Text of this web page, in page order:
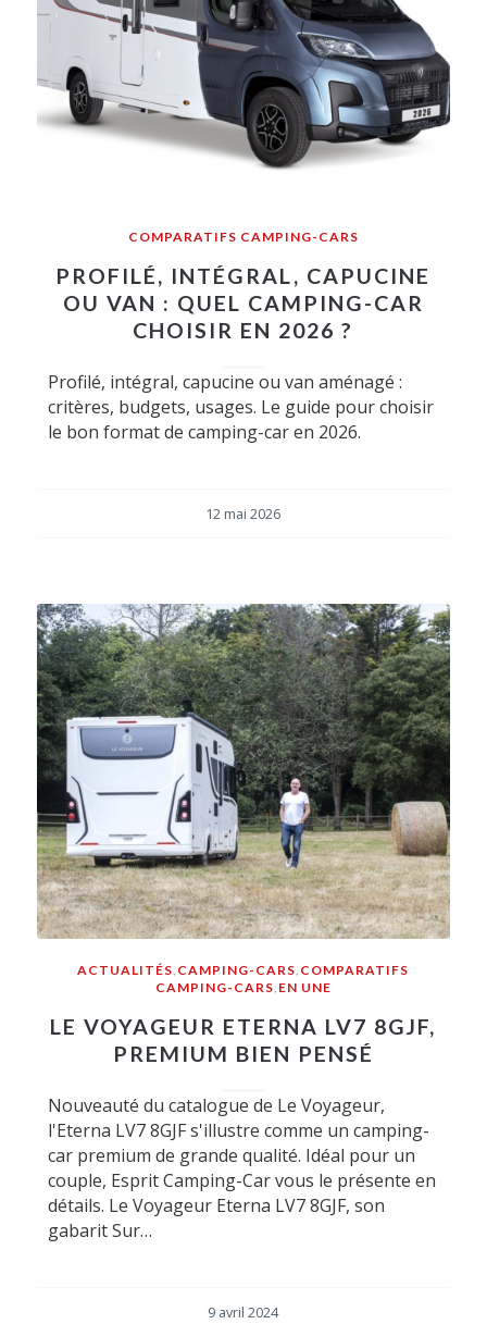
COMPARATIFS CAMPING-CARS
PROFILÉ, INTÉGRAL, CAPUCINE
OU VAN : QUEL CAMPING-CAR
CHOISIR EN 2026 ?
Profilé, intégral, capucine ou van aménagé :
critères, budgets, usages. Le guide pour choisir
le bon format de camping-car en 2026.
12 mai 2026
ACTUALITÉS CAMPING-CARS COMPARATIFS
CAMPING-CARS EN UNE
LE VOYAGEUR ETERNA LV7 8GJF,
PREMIUM BIEN PENSÉ
Nouveauté du catalogue de Le Voyageur,
l'Eterna LV7 8GJF s'illustre comme un camping-
car premium de grande qualité. Idéal pour un
couple, Esprit Camping-Car vous le présente en
détails. Le Voyageur Eterna LV7 8GJF, son
gabarit Sur…
9 avril 2024